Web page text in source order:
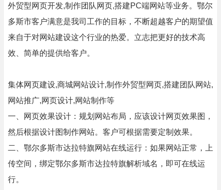
外贸型网页开发,制作团队网页,搭建PC端网站等业务。鄂尔
多斯市客户满意是我司工作的目标，不断超越客户的期望值
来自于对网站建设这个行业的热爱。立志把更好的技术高
效、简单的提供给客户。
集体网页建设,商城网站设计,制作外贸型网页,搭建团队网站,
网站推广,网页设计,网站制作等
一、网页效果设计：规划网站布局，应该设计网页效果图，
然后根据设计图制作网站。客户可根据需要定制效果。
二、鄂尔多斯市达拉特旗网站在线运行：如果网站正常，上
传空间，绑定鄂尔多斯市达拉特旗解析域名，即可在线运
行。